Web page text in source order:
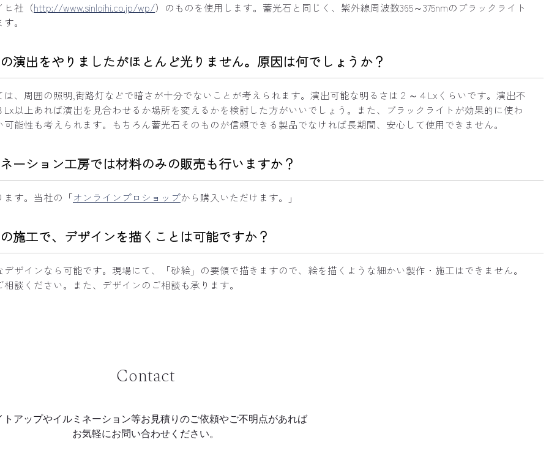
ヒ社（http://www.sinloihi.co.jp/wp/）のものを使用します。蓄光石と同じく、紫外線周波数365～375nmのブラックライト
。
演出をやりましたがほとんど光りません。原因は何でしょうか？
は、周囲の照明,街路灯などで暗さが十分でないことが考えられます。演出可能な明るさは２～４Lxくらいです。演出不
Lx以上あれば演出を見合わせるか場所を変えるかを検討した方がいいでしょう。また、ブラックライトが効果的に使わ
可能性も考えられます。もちろん蓄光石そのものが信頼できる製品でなければ長期間、安心して使用できません。
ーション工房では材料のみの販売も行いますか？
ます。当社の「オンラインプロショップから購入いただけます。」
施工で、デザインを描くことは可能ですか？
デザインなら可能です。現場にて、「砂絵」の要領で描きますので、絵を描くような細かい製作・施工はできません。
相談ください。また、デザインのご相談も承ります。
Contact
トアップやイルミネーション等お見積りのご依頼やご不明点があれば
お気軽にお問い合わせください。